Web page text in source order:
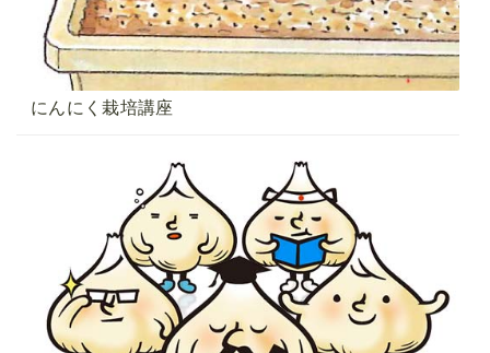
にんにく栽培講座